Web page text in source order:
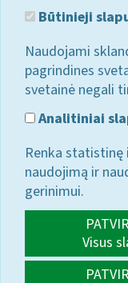
Būtinieji
Naudojami
pagrindines
svetainė negali
Analitiniai
Renka
naudojimą ir
gerinimui.
Visus